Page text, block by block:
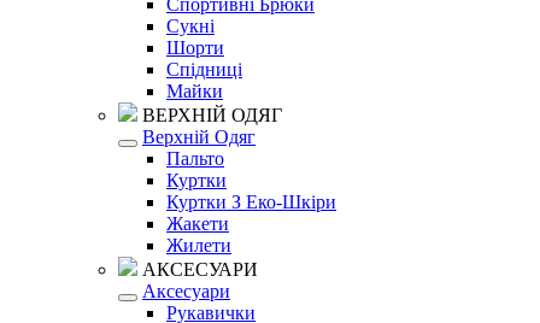
Спортивні Брюки
Сукні
Шорти
Спідниці
Майки
ВЕРХНІЙ ОДЯГ
Верхній Одяг
Пальто
Куртки
Куртки З Еко-Шкіри
Жакети
Жилети
АКСЕСУАРИ
Аксесуари
Рукавички